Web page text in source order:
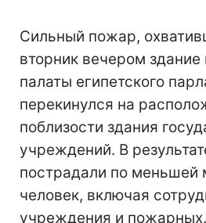
Сильный пожар,
вторник вечером здание
палаты египетского
перекинулся на
поблизости здания
учреждений. В
пострадали по меньшей
человек, включая
учреждения и